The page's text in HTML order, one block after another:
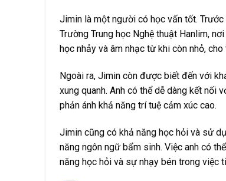
Jimin là một người có học vấn tốt.
Trường Trung học Nghệ thuật Hanlim,
học nhảy và âm nhạc từ khi còn nhỏ,
Ngoài ra, Jimin còn được biết đến với
xung quanh. Anh có thể dễ dàng kết nối
phản ánh khả năng trí tuệ cảm xúc cao.
Jimin cũng có khả năng học hỏi và sử
năng ngôn ngữ bẩm sinh. Việc anh có
năng học hỏi và sự nhạy bén trong việc